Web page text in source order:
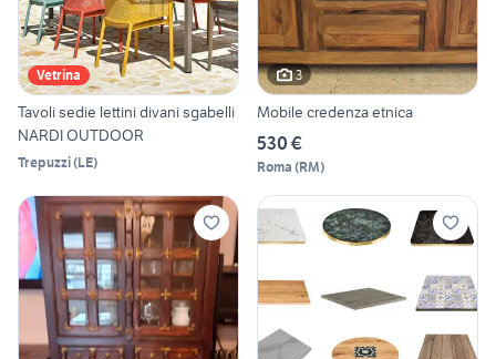
Vetrina
Tavoli sedie lettini divani sgabelli
NARDI OUTDOOR
Trepuzzi(LE)
3
Mobile credenza etnica
530 €
Roma (RM)